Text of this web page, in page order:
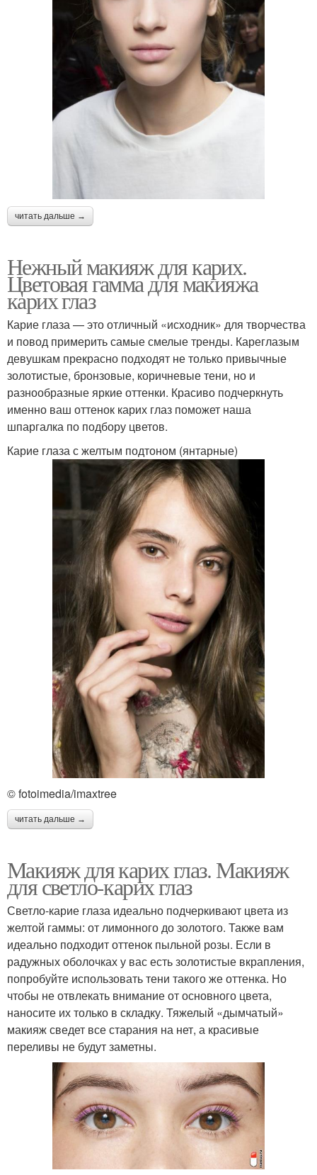
читать дальше →
Нежный макияж для карих.
Цветовая гамма для макияжа
карих глаз
Карие глаза — это отличный «исходник» для творчества
и повод примерить самые смелые тренды. Кареглазым
девушкам прекрасно подходят не только привычные
золотистые, бронзовые, коричневые тени, но и
разнообразные яркие оттенки. Красиво подчеркнуть
именно ваш оттенок карих глаз поможет наша
шпаргалка по подбору цветов.
Карие глаза с желтым подтоном (янтарные)
© fotoimedia/imaxtree
читать дальше →
Макияж для карих глаз. Макияж
для светло-карих глаз
Светло-карие глаза идеально подчеркивают цвета из
желтой гаммы: от лимонного до золотого. Также вам
идеально подходит оттенок пыльной розы. Если в
радужных оболочках у вас есть золотистые вкрапления,
попробуйте использовать тени такого же оттенка. Но
чтобы не отвлекать внимание от основного цвета,
наносите их только в складку. Тяжелый «дымчатый»
макияж сведет все старания на нет, а красивые
переливы не будут заметны.